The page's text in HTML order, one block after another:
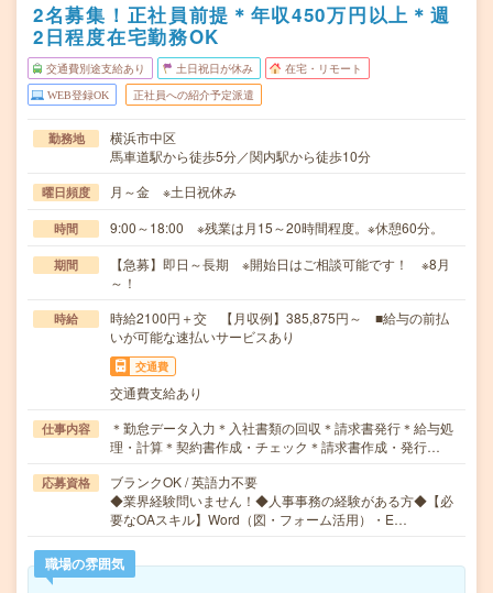
2名募集！正社員前提＊年収450万円以上＊週
2日程度在宅勤務OK
交通費別途支給あり 土日祝日が休み 在宅・リモート
WEB登録OK 正社員への紹介予定派遣
勤務地
横浜市中区
馬車道駅から徒歩5分／関内駅から徒歩10分
曜日頻度 月～金 ※土日祝休み
時間 9:00～18:00 ※残業は月15～20時間程度。※休憩60分。
期間
【急募】即日～長期 ※開始日はご相談可能です！ ※8月
～！
時給
時給2100円＋交 【月収例】385,875円～ ■給与の前払
いが可能な速払いサービスあり
交通費
交通費支給あり
仕事内容
＊勤怠データ入力＊入社書類の回収＊請求書発行＊給与処
理・計算＊契約書作成・チェック＊請求書作成・発行…
応募資格
ブランクOK / 英語力不要
◆業界経験問いません！◆人事事務の経験がある方◆【必
要なOAスキル】Word（図・フォーム活用）・E…
職場の雰囲気